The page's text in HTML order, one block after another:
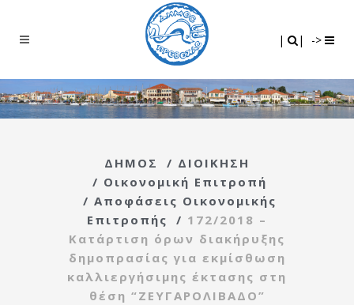
| | ->
ΔΗΜΟΣ / ΔΙΟΙΚΗΣΗ
/ Οικονομική Επιτροπή
/ Αποφάσεις Οικονομικής
Επιτροπής
/ 172/2018 –
Κατάρτιση όρων διακήρυξης
δημοπρασίας για εκμίσθωση
καλλιεργήσιμης έκτασης στη
θέση “ΖΕΥΓΑΡΟΛΙΒΑΔΟ”